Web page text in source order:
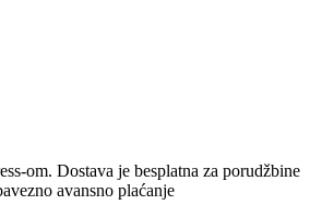
om. Dostava je besplatna za porudžbine
avansno plaćanje